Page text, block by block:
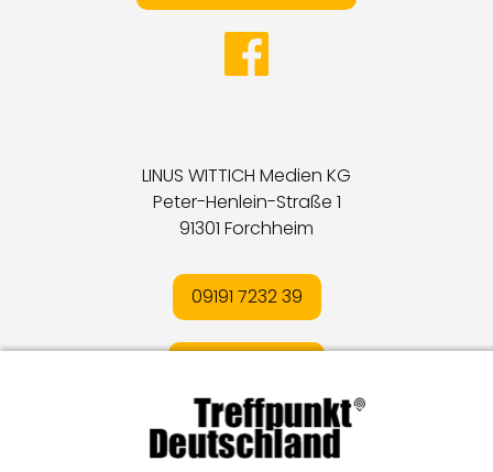
LINUS WITTICH Medien KG
Peter-Henlein-Straße 1
91301 Forchheim
09191 7232 39
DatenschutzIOnline-Streitschlichtung